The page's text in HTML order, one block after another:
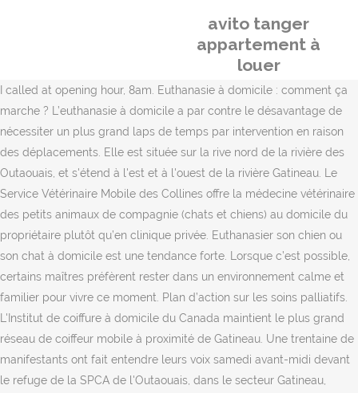
avito tanger
appartement à
louer
I called at opening hour, 8am. Euthanasie à domicile : comment ça
marche ? L’euthanasie à domicile a par contre le désavantage de
nécessiter un plus grand laps de temps par intervention en raison
des déplacements. Elle est située sur la rive nord de la rivière des
Outaouais, et s'étend à l'est et à l'ouest de la rivière Gatineau. Le
Service Vétérinaire Mobile des Collines offre la médecine vétérinaire
des petits animaux de compagnie (chats et chiens) au domicile du
propriétaire plutôt qu’en clinique privée. Euthanasier son chien ou
son chat à domicile est une tendance forte. Lorsque c’est possible,
certains maîtres préfèrent rester dans un environnement calme et
familier pour vivre ce moment. Plan d’action sur les soins palliatifs.
L'Institut de coiffure à domicile du Canada maintient le plus grand
réseau de coiffeur mobile à proximité de Gatineau. Une trentaine de
manifestants ont fait entendre leurs voix samedi avant-midi devant
le refuge de la SPCA de l'Outaouais, dans le secteur Gatineau,